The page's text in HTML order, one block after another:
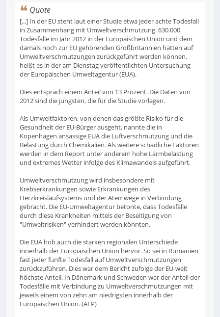
Quote
[...] In der EU steht laut einer Studie etwa jeder achte Todesfall
in Zusammenhang mit Umweltverschmutzung. 630.000
Todesfälle im Jahr 2012 in der Europäischen Union und dem
damals noch zur EU gehörenden Großbritannien hätten auf
Umweltverschmutzungen zurückgeführt werden können,
heißt es in der am Dienstag veröffentlichten Untersuchung
der Europäischen Umweltagentur (EUA).
Dies entsprach einem Anteil von 13 Prozent. Die Daten von
2012 sind die jüngsten, die für die Studie vorlagen.
Als Umweltfaktoren, von denen das größte Risiko für die
Gesundheit der EU-Bürger ausgeht, nannte die in
Kopenhagen ansässige EUA die Luftverschmutzung und die
Belastung durch Chemikalien. Als weitere schädliche Faktoren
werden in dem Report unter anderem hohe Lärmbelastung
und extremes Wetter infolge des Klimawandels aufgeführt.
Umweltverschmutzung wird insbesondere mit
Krebserkrankungen sowie Erkrankungen des
Herzkreislaufsystems und der Atemwege in Verbindung
gebracht. Die EU-Umweltagentur betonte, dass Todesfälle
durch diese Krankheiten mittels der Beseitigung von
"Umweltrisiken" verhindert werden könnten.
Die EUA hob auch die starken regionalen Unterschiede
innerhalb der Europäischen Union hervor. So sei in Rumänien
fast jeder fünfte Todesfall auf Umweltverschmutzungen
zurückzuführen. Dies war dem Bericht zufolge der EU-weit
höchste Anteil. In Dänemark und Schweden war der Anteil der
Todesfälle mit Verbindung zu Umweltverschmutzungen mit
jeweils einem von zehn am niedrigsten innerhalb der
Europäischen Union. (AFP)